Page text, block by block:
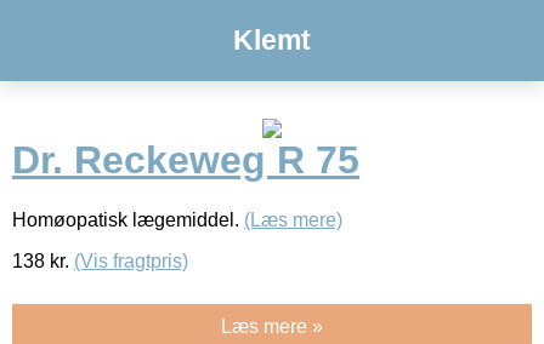
Klemt
Dr. Reckeweg R 75
Homøopatisk lægemiddel. (Læs mere)
138 kr. (Vis fragtpris)
Læs mere »